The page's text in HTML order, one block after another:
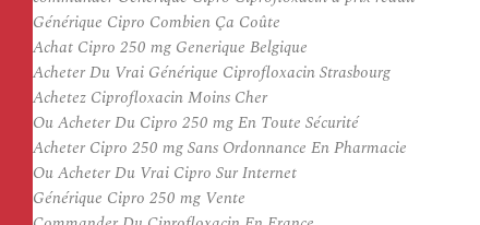
Générique Cipro Combien Ça Coûte
Achat Cipro 250 mg Generique Belgique
Acheter Du Vrai Générique Ciprofloxacin Strasbourg
Achetez Ciprofloxacin Moins Cher
Ou Acheter Du Cipro 250 mg En Toute Sécurité
Acheter Cipro 250 mg Sans Ordonnance En Pharmacie
Ou Acheter Du Vrai Cipro Sur Internet
Générique Cipro 250 mg Vente